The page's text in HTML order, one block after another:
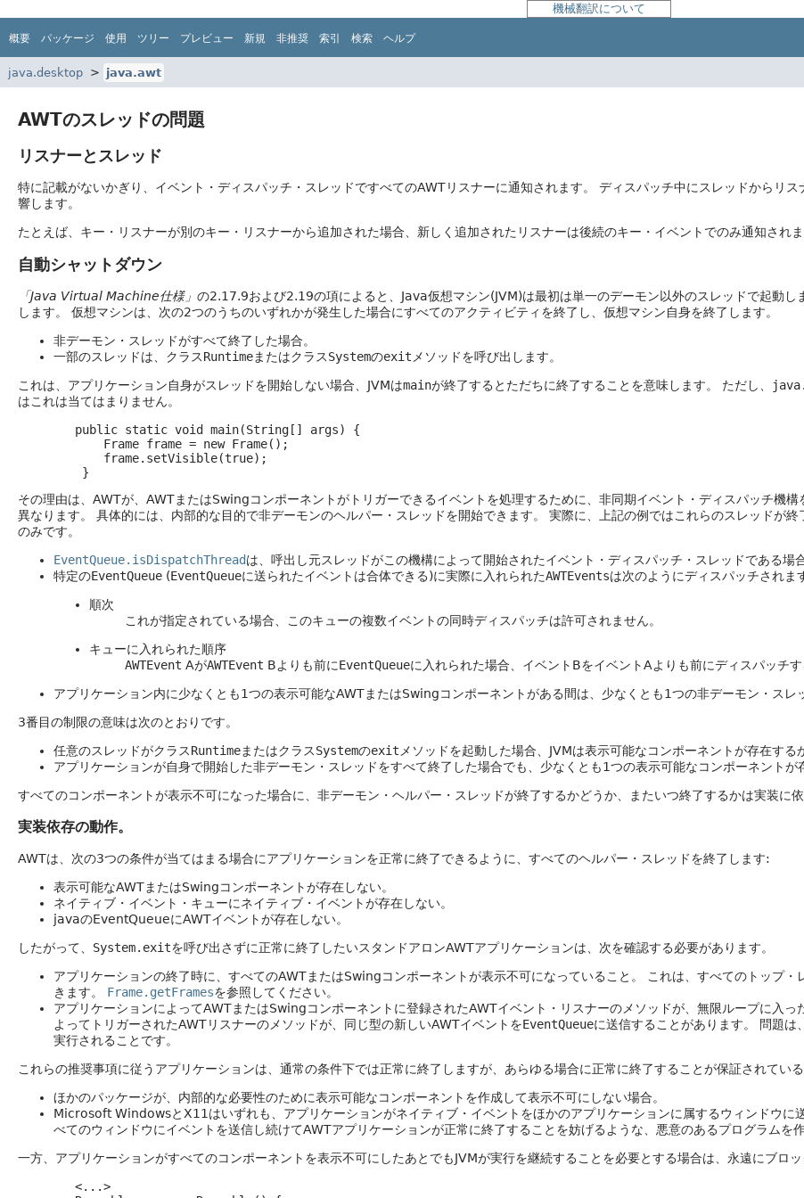
機械翻訳について
概要 パッケージ 使用 ツリー プレビュー 新規 非推奨 索引 検索 ヘルプ
java.desktop java.awt
AWTのスレッドの問題
リスナーとスレッド
特に記載がないかぎり、イベント・ディスパッチ・スレッドですべてのAWTリスナーに通知されます。
ディスパッチ中にスレッドからリ
響します。
たとえば、キー・リスナーが別のキー・リスナーから追加された場合、新しく追加されたリスナーは後続のキー・イベントでのみ通知されま
自動シャットダウン
「Java Virtual Machine仕様」 の2.17.9および2.19の項によると、Java仮想マシン(JVM)は最初は単一のデーモン以外のスレッドで起動し
します。
仮想マシンは、次の2つのうちのいずれかが発生した場合にすべてのアクティビティを終了し、仮想マシン自身を終了します。
非デーモン・スレッドがすべて終了した場合。
一部のスレッドは、クラスRuntimeまたはクラスSystemのexit メソッドを呼び出します。
これは、アプリケーション自身がスレッドを開始しない場合、JVMはmainが終了するとただちに終了することを意味します。 ただし、
はこれは当てはまりません。
        public static void main(String[] args) {
            Frame frame = new Frame();
            frame.setVisible(true);
その理由は、AWTが、AWTまたはSwingコンポーネントがトリガーできるイベントを処理するために、非同期イベント・ディスパッチ機構
異なります。
具体的には、内部的な目的で非デーモンのヘルパー・スレッドを開始できます。 実際に、上記の例ではこれらのスレッドが終
のみです。
EventQueue.isDispatchThreadは、呼出し元スレッドがこの機構によって開始されたイベント・ディスパッチ・スレッドである場
特定のEventQueue (EventQueueに送られたイベントは合体できる)に実際に入れられたAWTEventsは次のようにディスパッチされま
順次
これが指定されている場合、このキューの複数イベントの同時ディスパッチは許可されません。
キューに入れられた順序
AWTEvent AがAWTEvent Bよりも前にEventQueueに入れられた場合、イベントBをイベントAよりも前にディスパッチす
アプリケーション内に少なくとも1つの表示可能なAWTまたはSwingコンポーネントがある間は、少なくとも1つの非デーモン・スレ
3番目の制限の意味は次のとおりです。
任意のスレッドがクラスRuntimeまたはクラスSystemのexit メソッドを起動した場合、JVMは表示可能なコンポーネントが存在する
アプリケーションが自身で開始した非デーモン・スレッドをすべて終了した場合でも、少なくとも1つの表示可能なコンポーネントが
すべてのコンポーネントが表示不可になった場合に、非デーモン・ヘルパー・スレッドが終了するかどうか、またいつ終了するかは実装に依
実装依存の動作。
AWTは、次の3つの条件が当てはまる場合にアプリケーションを正常に終了できるように、すべてのヘルパー・スレッドを終了します:
表示可能なAWTまたはSwingコンポーネントが存在しない。
ネイティブ・イベント・キューにネイティブ・イベントが存在しない。
javaのEventQueueにAWTイベントが存在しない。
したがって、 System.exitを呼び出さずに正常に終了したいスタンドアロンAWTアプリケーションは、次を確認する必要があります。
アプリケーションの終了時に、すべてのAWTまたはSwingコンポーネントが表示不可になっていること。
これは、すべてのトップ・
きます。
Frame.getFramesを参照してください。
アプリケーションによってAWTまたはSwingコンポーネントに登録されたAWTイベント・リスナーのメソッドが、無限ループに入っ
よってトリガーされたAWTリスナーのメソッドが、同じ型の新しいAWTイベントをEventQueueに送信することがあります。
問題は
実行されることです。
これらの推奨事項に従うアプリケーションは、通常の条件下では正常に終了しますが、あらゆる場合に正常に終了することが保証されている
ほかのパッケージが、内部的な必要性のために表示可能なコンポーネントを作成して表示不可にしない場合。
Microsoft WindowsとX11はいずれも、アプリケーションがネイティブ・イベントをほかのアプリケーションに属するウィンドウに
べてのウィンドウにイベントを送信し続けてAWTアプリケーションが正常に終了することを妨げるような、悪意のあるプログラムを作
一方、アプリケーションがすべてのコンポーネントを表示不可にしたあとでもJVMが実行を継続することを必要とする場合は、永遠にブロ
        <...>